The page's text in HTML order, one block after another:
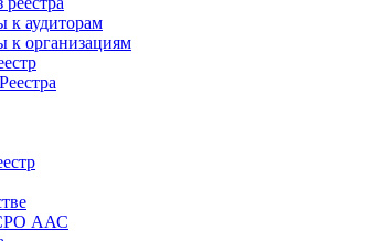
к аудиторам
организациям
СРО ААС